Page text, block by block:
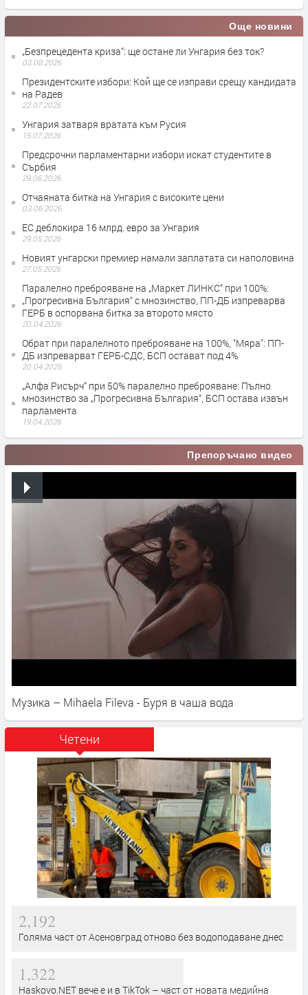
Още новини
„Безпрецедента криза“: ще остане ли Унгария без ток?
03.08.2026
Президентските избори: Кой ще се изправи срещу кандидата
на Радев
22.07.2026
Унгария затваря вратата към Русия
15.07.2026
Предсрочни парламентарни избори искат студентите в
Сърбия
29.06.2026
Отчаяната битка на Унгария с високите цени
03.06.2026
ЕС деблокира 16 млрд. евро за Унгария
29.05.2026
Новият унгарски премиер намали заплатата си наполовина
27.05.2026
Паралелно преброяване на „Маркет ЛИНКС“ при 100%:
„Прогресивна България“ с мнозинство, ПП-ДБ изпреварва
ГЕРБ в оспорвана битка за второто място
20.04.2026
Обрат при паралелното преброяване на 100%, "Мяра": ПП-
ДБ изпреварват ГЕРБ-СДС, БСП остават под 4%
20.04.2026
„Алфа Рисърч“ при 50% паралелно преброяване: Пълно
мнозинство за „Прогресивна България“, БСП остава извън
парламента
19.04.2026
Препоръчано видео
Музика – Mihaela Fileva - Буря в чаша вода
Четени
2,192
Голяма част от Асеновград отново без водоподаване днес
1,322
Haskovo.NET вече е и в TikTok – част от новата медийна